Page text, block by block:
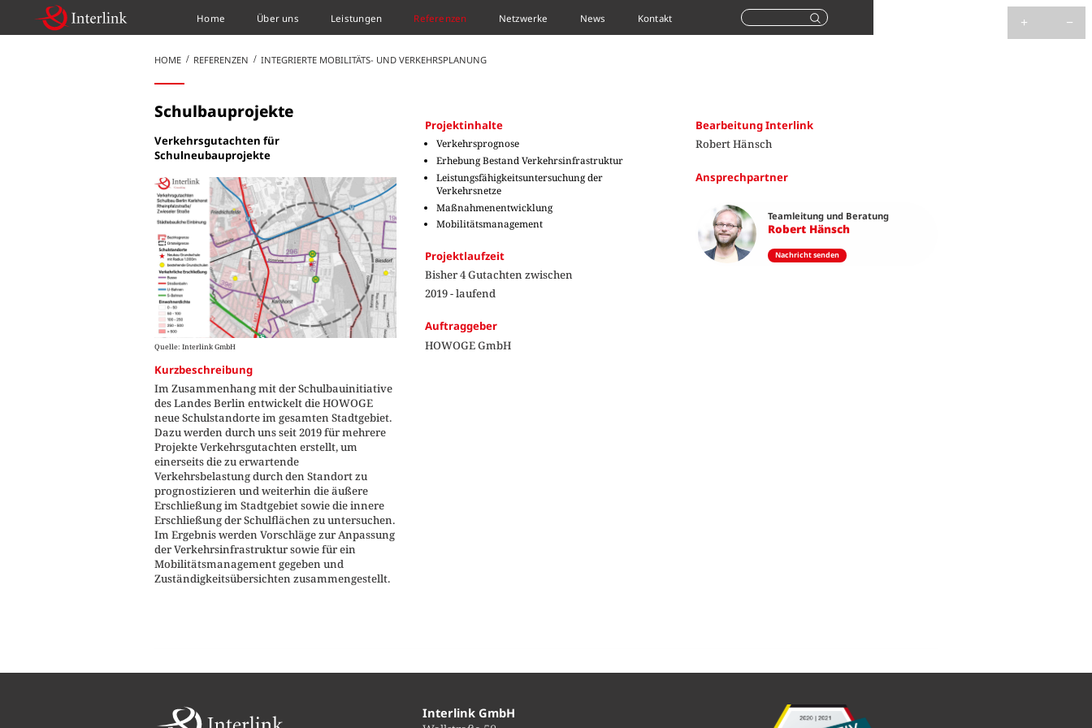
Suchen
Home Über uns Leistungen Referenzen Netzwerke News Kontakt
HOME REFERENZEN INTEGRIERTE MOBILITÄTS- UND VERKEHRSPLANUNG
Schulbauprojekte
Verkehrsgutachten für
Schulneubauprojekte
Quelle: Interlink GmbH
Kurzbeschreibung
Im Zusammenhang mit der Schulbauinitiative
des Landes Berlin entwickelt die HOWOGE
neue Schulstandorte im gesamten Stadtgebiet.
Dazu werden durch uns seit 2019 für mehrere
Projekte Verkehrsgutachten erstellt, um
einerseits die zu erwartende
Verkehrsbelastung durch den Standort zu
prognostizieren und weiterhin die äußere
Erschließung im Stadtgebiet sowie die innere
Erschließung der Schulflächen zu untersuchen.
Im Ergebnis werden Vorschläge zur Anpassung
der Verkehrsinfrastruktur sowie für ein
Mobilitätsmanagement gegeben und
Zuständigkeitsübersichten zusammengestellt.
Projektinhalte
Verkehrsprognose
Erhebung Bestand Verkehrsinfrastruktur
Leistungsfähigkeitsuntersuchung der
Verkehrsnetze
Maßnahmenentwicklung
Mobilitätsmanagement
Projektlaufzeit
Bisher 4 Gutachten zwischen
2019 - laufend
Auftraggeber
HOWOGE GmbH
Bearbeitung Interlink
Robert Hänsch
Ansprechpartner
Teamleitung und Beratung
Robert Hänsch
Nachricht senden
Interlink GmbH